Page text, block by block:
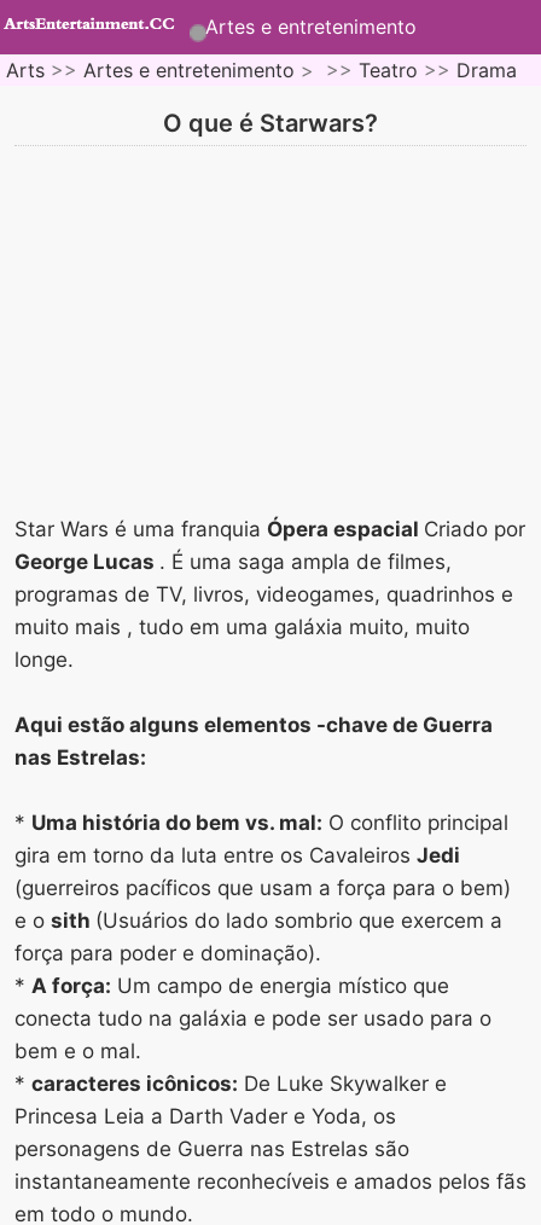
Artes e entretenimento
Arts >> Artes e entretenimento > >> Teatro >> Drama
O que é Starwars?
Star Wars é uma franquia Ópera espacial Criado por
George Lucas . É uma saga ampla de filmes,
programas de TV, livros, videogames, quadrinhos e
muito mais , tudo em uma galáxia muito, muito
longe.
Aqui estão alguns elementos -chave de Guerra
nas Estrelas:
* Uma história do bem vs. mal: O conflito principal
gira em torno da luta entre os Cavaleiros Jedi
(guerreiros pacíficos que usam a força para o bem)
e o sith (Usuários do lado sombrio que exercem a
força para poder e dominação).
* A força: Um campo de energia místico que
conecta tudo na galáxia e pode ser usado para o
bem e o mal.
* caracteres icônicos: De Luke Skywalker e
Princesa Leia a Darth Vader e Yoda, os
personagens de Guerra nas Estrelas são
instantaneamente reconhecíveis e amados pelos fãs
em todo o mundo.